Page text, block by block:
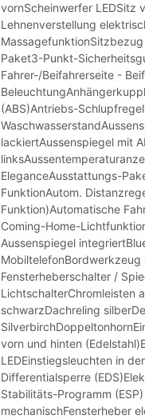
vornScheinwerfer LEDSitz
Lehnenverstellung
Paket3-Punkt-
Fahrer-/Beifahrerseite -
(ABS)Antriebs-
lackiertAussenspiegel mit
EleganceAusstattungs-
FunktionAutom.
Funktion)Automatische
Coming-Home-
Aussenspiegel
MobiltelefonBordwerkzeug
Fensterheberschalter /
LichtschalterChromleisten
schwarzDachreling
vorn und hinten
LEDEinstiegsleuchten in
Differentialsperre
Stabilitäts-Programm
mechanischFensterheber